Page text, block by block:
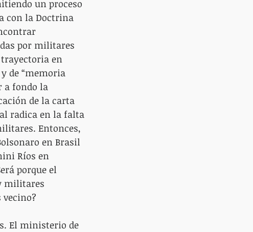
un proceso
con la Doctrina
por militares
en
de “memoria
a fondo la
de la carta
radica en la falta
Entonces,
en Brasil
Ríos en
porque el
militares
El ministerio de